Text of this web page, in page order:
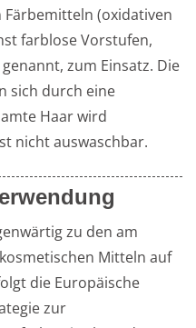
(oxidativen
farblose Vorstufen,
zum Einsatz. Die
sich durch eine
Haar wird
nicht auswaschbar.
zu den am
Mitteln auf
die Europäische
zur